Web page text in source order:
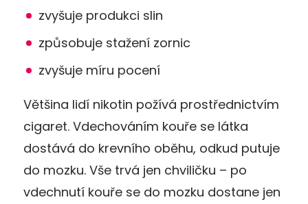
zvyšuje produkci slin
způsobuje stažení zornic
zvyšuje míru pocení
Většina lidí nikotin požívá prostřednictvím
cigaret. Vdechováním kouře se látka
dostává do krevního oběhu, odkud putuje
do mozku. Vše trvá jen chviličku – po
vdechnutí kouře se do mozku dostane jen